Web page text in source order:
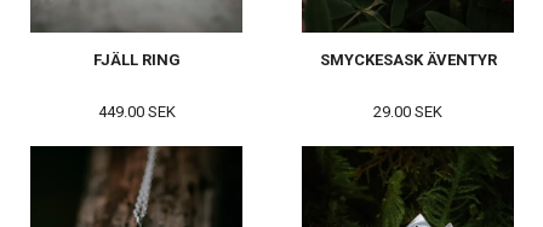
FJÄLL RING
449.00 SEK
SMYCKESASK ÄVENTYR
29.00 SEK